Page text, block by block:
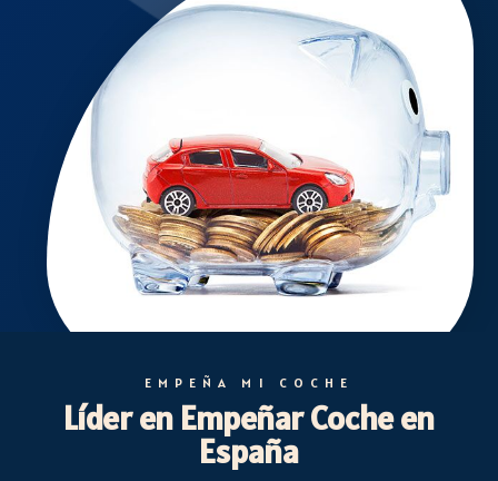
EMPEÑA MI COCHE
Líder en Empeñar Coche en
España